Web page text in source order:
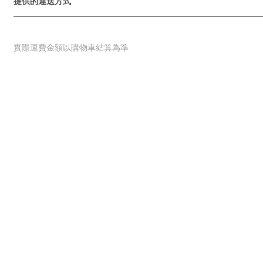
實際運費金額以購物車結算為準